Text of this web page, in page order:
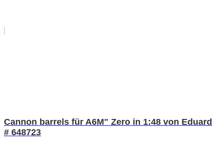
Cannon barrels für A6M" Zero in 1:48 von Eduard
# 648723